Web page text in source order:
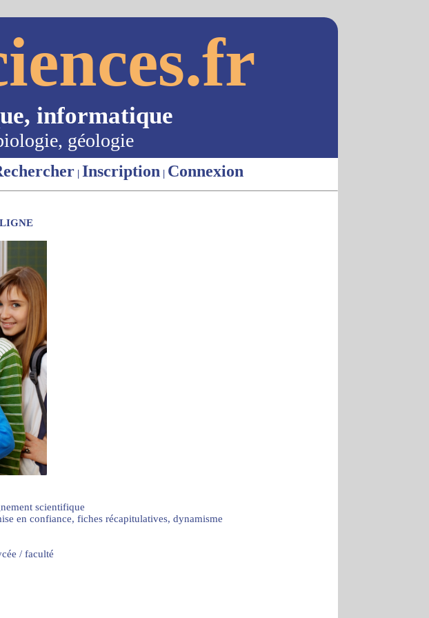
informatique
géologie
| Inscription | Connexion
scientifique
en confiance, fiches récapitulatives, dynamisme
/ faculté